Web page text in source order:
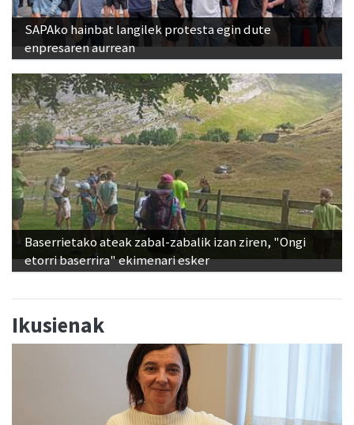
SAPAko hainbat langilek protesta egin dute
enpresaren aurrean
Baserrietako ateak zabal-zabalik izan ziren, "Ongi
etorri baserrira" ekimenari esker
Ikusienak